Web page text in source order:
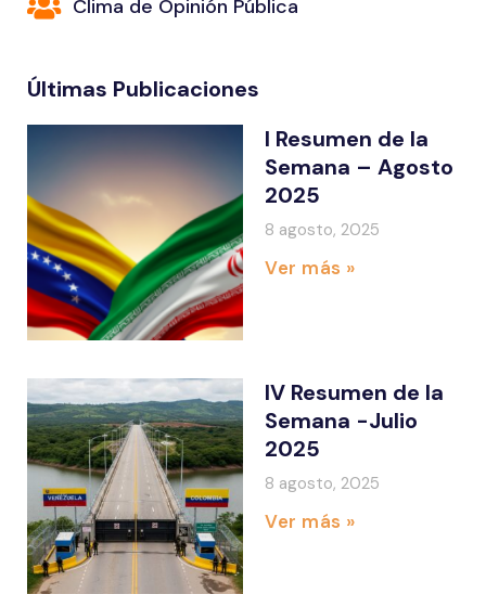
Clima de Opinión Pública
Últimas Publicaciones
I Resumen de la
Semana – Agosto
2025
8 agosto, 2025
Ver más »
IV Resumen de la
Semana -Julio
2025
8 agosto, 2025
Ver más »